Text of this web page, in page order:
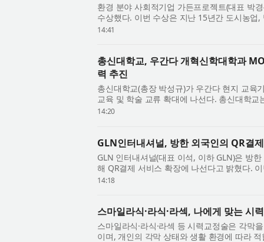
환경 분야 사회적기업 가든프로젝트(대표 박경
수상했다. 이번 수상은 지난 15년간 도시농업
분야에서 축적해 온 사회적 가치 실천과 환경
14:41
총신대학교, 우간다 개혁신학대학과
력 추진
총신대학교(총장 박성규)가 우간다 현지 교육
교육 및 학술 교류 확대에 나선다. 총신대학
철기념홀에서 우간다 캄팔라에 위치한
14:20
GLN인터내셔널, 방한 외국인의 QR결
GLN 인터내셔널(대표 이석, 이하 GLN)은 방
해 QR결제 서비스 확장에 나선다고 밝혔다.
인 쿠콘과의 제휴를 통해 서울지역 소상공인
14:18
스마일라식·라식·라섹, 나에게 맞는 시
스마일라식·라식·라섹 등 시력교정술은 각막
이며, 개인의 각막 상태와 생활 환경에 따라